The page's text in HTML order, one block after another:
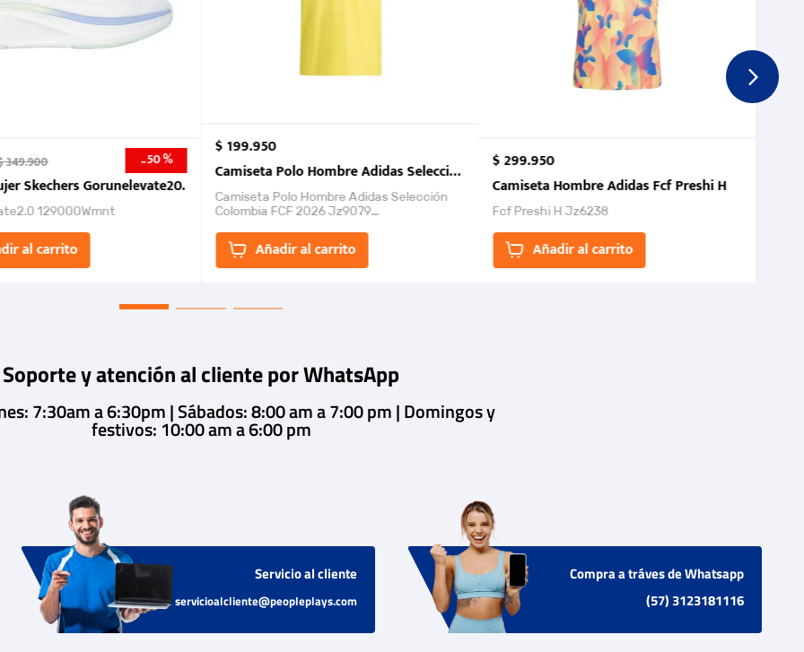
2026
349.900 -50 %
Skechers Gorunelevate20.
129000Wmnt
al carrito
$199.950
Camiseta Polo Hombre Adidas Selección Colombia FCF 2026.
Camiseta Polo Hombre Adidas Selección
Colombia FCF 2026 Jz9079
un estilo de...Añadir al carrito
$299.950
Camiseta Hombre Adidas Fcf Preshi H
Fcf Preshi H Jz6238
Añadir al carrito
Soporte y atención al cliente por WhatsApp
7:30am a 6:30pm | Sábados: 8:00 am a 7:00 pm | Domingos y
festivos: 10:00 am a 6:00 pm
Servicio al cliente
servicioalcliente@peopleplays.com
Compra a tráves de Whatsapp
(57) 3123181116